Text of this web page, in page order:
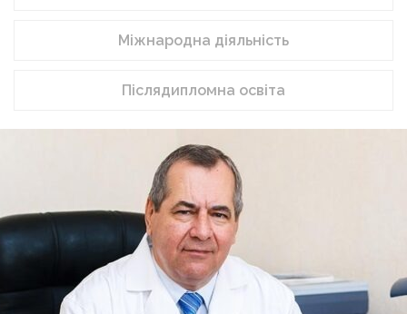
Міжнародна діяльність
Післядипломна освіта